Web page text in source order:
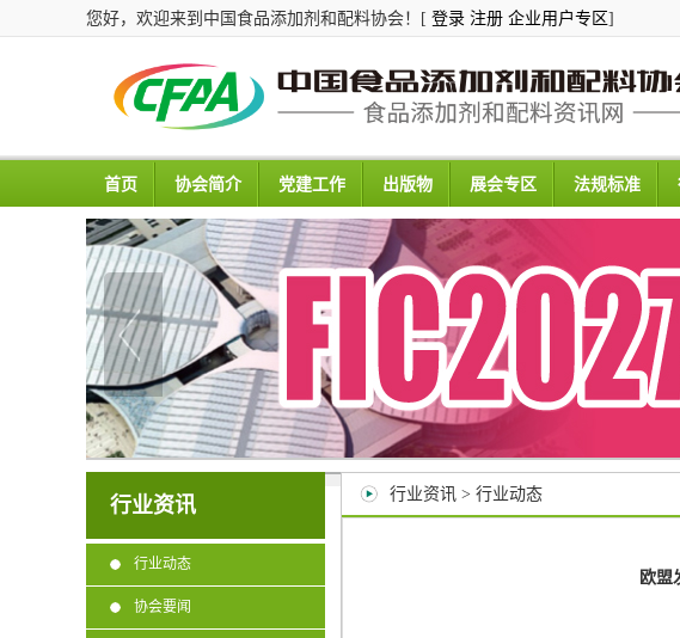
您好，欢迎来到中国食品添加剂和配料协会！[ 登录 注册 企业用户专区]
首页 协会简介 党建工作 出版物 展会专区 法规标准
行业资讯
行业动态
协会要闻
行业资讯 > 行业动态
欧盟